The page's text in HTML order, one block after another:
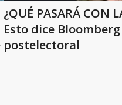
¿QUÉ PASARÁ CON
Esto dice
postelectoral